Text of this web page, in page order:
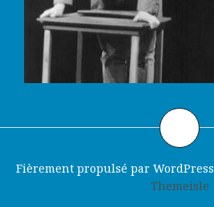
Fièrement propulsé par WordPress
Themeisle